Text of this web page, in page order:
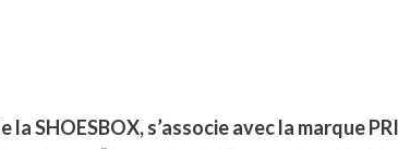
SHOESBOX, s’associe avec la marque